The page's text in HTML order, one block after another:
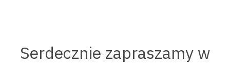
Serdecznie zapraszamy w